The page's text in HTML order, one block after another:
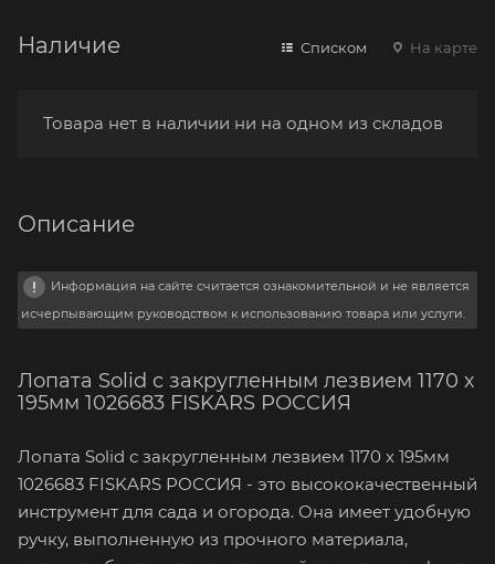
Наличие Списком На карте
Товара нет в наличии ни на одном из складов
Описание
Информация на сайте считается ознакомительной и не является
исчерпывающим руководством к использованию товара или услуги.
Лопата Solid с закругленным лезвием 1170 х
195мм 1026683 FISKARS РОССИЯ
Лопата Solid с закругленным лезвием 1170 х 195мм
1026683 FISKARS РОССИЯ - это высококачественный
инструмент для сада и огорода. Она имеет удобную
ручку, выполненную из прочного материала,